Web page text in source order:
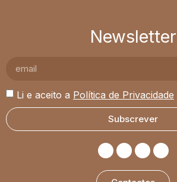
Newsletter
Li e aceito a Política de Privacidade
Subscrever